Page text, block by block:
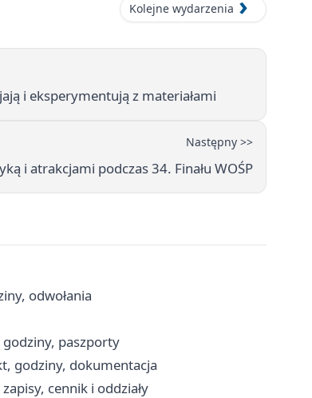
Kolejne wydarzenia
i eksperymentują z materiałami
Następny >>
i atrakcjami podczas 34. Finału WOŚP
odwołania
godziny, paszporty
godziny, dokumentacja
cennik i oddziały